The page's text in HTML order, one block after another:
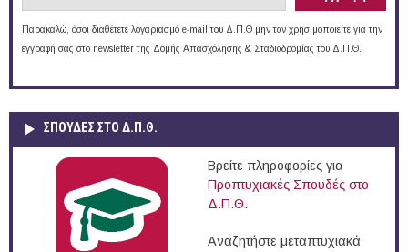
Παρακαλώ, όσοι διαθέτετε λογαριασμό e-mail του Δ.Π.Θ μην τον χρησιμοποιείτε για την
εγγραφή σας στο newsletter της Δομής Απασχόλησης & Σταδιοδρομίας του Δ.Π.Θ.
ΣΠΟΥΔΈΣ ΣΤΟ Δ.Π.Θ.
Βρείτε πληροφορίες για
Προπτυχιακές Σπουδές στο
Δ.Π.Θ.
Αναζητήστε μεταπτυχιακά